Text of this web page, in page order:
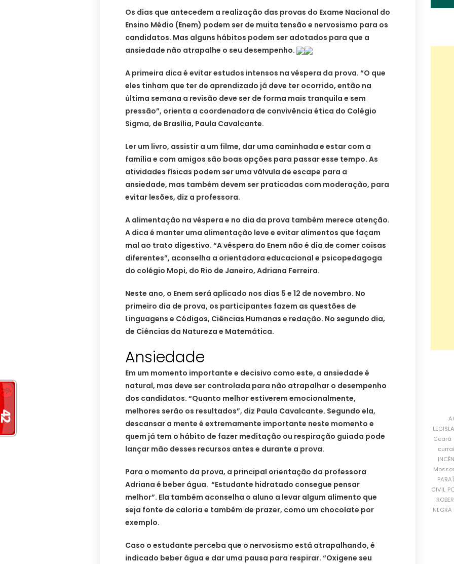
Os dias que antecedem a realização das provas do Exame Nacional do
Ensino Médio (Enem) podem ser de muita tensão e nervosismo para os
candidatos. Mas alguns hábitos podem ser adotados para que a
ansiedade não atrapalhe o seu desempenho.
A primeira dica é evitar estudos intensos na véspera da prova. “O que
eles tinham que ter de aprendizado já deve ter ocorrido, então na
última semana a revisão deve ser de forma mais tranquila e sem
pressão”, orienta a coordenadora de convivência ética do Colégio
Sigma, de Brasília, Paula Cavalcante.
Ler um livro, assistir a um filme, dar uma caminhada e estar com a
família e com amigos são boas opções para passar esse tempo. As
atividades físicas podem ser uma válvula de escape para a
ansiedade, mas também devem ser praticadas com moderação, para
evitar lesões, diz a professora.
A alimentação na véspera e no dia da prova também merece atenção.
A dica é manter uma alimentação leve e evitar alimentos que façam
mal ao trato digestivo. “A véspera do Enem não é dia de comer coisas
diferentes”, aconselha a orientadora educacional e psicopedagoga
do colégio Mopi, do Rio de Janeiro, Adriana Ferreira.
Neste ano, o Enem será aplicado nos dias 5 e 12 de novembro. No
primeiro dia de prova, os participantes fazem as questões de
Linguagens e Códigos, Ciências Humanas e redação. No segundo dia,
de Ciências da Natureza e Matemática.
Ansiedade
Em um momento importante e decisivo como este, a ansiedade é
natural, mas deve ser controlada para não atrapalhar o desempenho
dos candidatos. “Quanto melhor estiverem emocionalmente,
melhores serão os resultados”, diz Paula Cavalcante. Segundo ela,
descansar a mente é extremamente importante neste momento e
quem já tem o hábito de fazer meditação ou respiração guiada pode
lançar mão desses recursos antes e durante a prova.
Para o momento da prova, a principal orientação da professora
Adriana é beber água. “Estudante hidratado consegue pensar
melhor”. Ela também aconselha o aluno a levar algum alimento que
seja fonte de caloria e também de prazer, como um chocolate por
exemplo.
Caso o estudante perceba que o nervosismo está atrapalhando, é
indicado beber água e dar uma pausa para respirar. “Oxigene seu
Ceará
CIVIL
NEGRA